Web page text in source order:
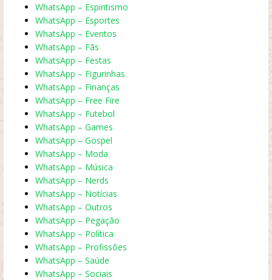
WhatsApp – Espiritismo
WhatsApp – Esportes
WhatsApp – Eventos
WhatsApp – Fãs
WhatsApp – Festas
WhatsApp – Figurinhas
WhatsApp – Finanças
WhatsApp – Free Fire
WhatsApp – Futebol
WhatsApp – Games
WhatsApp – Gospel
WhatsApp – Moda
WhatsApp – Música
WhatsApp – Nerds
WhatsApp – Notícias
WhatsApp – Outros
WhatsApp – Pegação
WhatsApp – Política
WhatsApp – Profissões
WhatsApp – Saúde
WhatsApp – Sociais